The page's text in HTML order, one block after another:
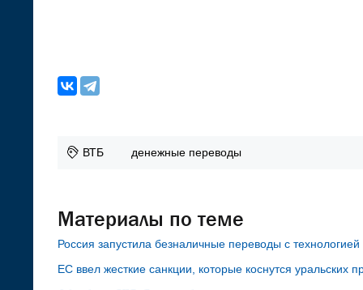
ВТБ денежные переводы
Материалы по теме
Россия запустила безналичные переводы с
ЕС ввел жесткие санкции, которые коснутся уральских